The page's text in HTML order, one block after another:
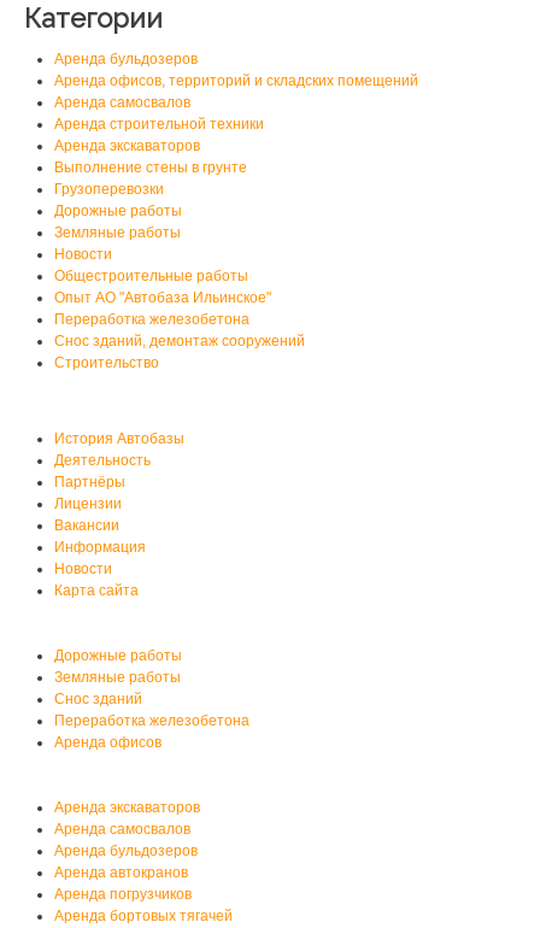
Категории
Аренда бульдозеров
Аренда офисов, территорий и складских помещений
Аренда самосвалов
Аренда строительной техники
Аренда экскаваторов
Выполнение стены в грунте
Грузоперевозки
Дорожные работы
Земляные работы
Новости
Общестроительные работы
Опыт АО "Автобаза Ильинское"
Переработка железобетона
Снос зданий, демонтаж сооружений
Строительство
История Автобазы
Деятельность
Партнёры
Лицензии
Вакансии
Информация
Новости
Карта сайта
Дорожные работы
Земляные работы
Снос зданий
Переработка железобетона
Аренда офисов
Аренда экскаваторов
Аренда самосвалов
Аренда бульдозеров
Аренда автокранов
Аренда погрузчиков
Аренда бортовых тягачей